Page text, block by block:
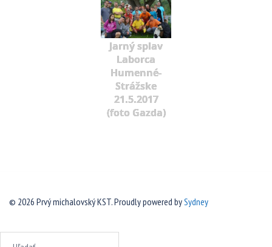
Jarný splav
Laborca
Humenné-
Strážske
21.5.2017
(foto Gazda)
© 2026 Prvý michalovský KST. Proudly powered bySydney